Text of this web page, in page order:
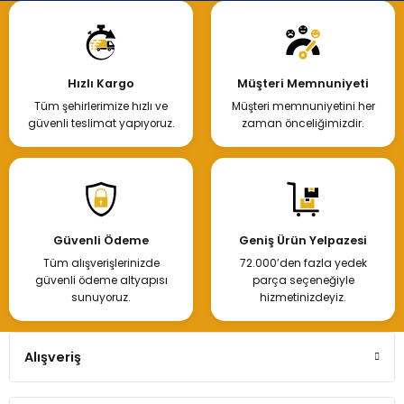
Hızlı Kargo
Tüm şehirlerimize hızlı ve
güvenli teslimat yapıyoruz.
Müşteri Memnuniyeti
Müşteri memnuniyetini her
zaman önceliğimizdir.
Güvenli Ödeme
Tüm alışverişlerinizde
güvenli ödeme altyapısı
sunuyoruz.
Geniş Ürün Yelpazesi
72.000’den fazla yedek
parça seçeneğiyle
hizmetinizdeyiz.
Alışveriş